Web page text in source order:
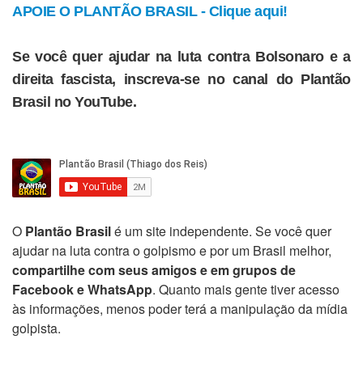
APOIE O PLANTÃO BRASIL - Clique aqui!
Se você quer ajudar na luta contra Bolsonaro e a
direita fascista, inscreva-se no canal do Plantão
Brasil no YouTube.
O Plantão Brasilé um site independente. Se você quer
ajudar na luta contra o golpismo e por um Brasil melhor,
compartilhe com seus amigos e em grupos de
Facebook e WhatsApp. Quanto mais gente tiver acesso
às informações, menos poder terá a manipulação da mídia
golpista.